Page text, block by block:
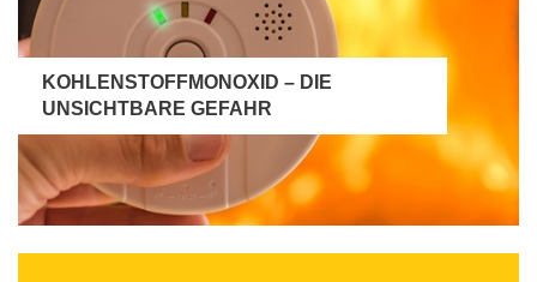
KOHLENSTOFFMONOXID – DIE
UNSICHTBARE GEFAHR